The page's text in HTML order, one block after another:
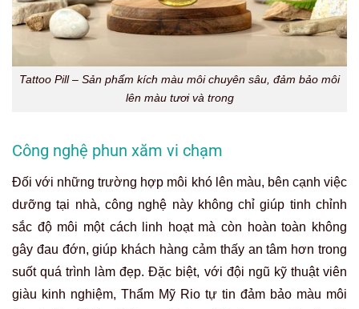
Tattoo Pill – Sản phẩm kích màu môi chuyên sâu, đảm bảo môi
lên màu tươi và trong
Công nghệ phun xăm vi chạm
Đối với những trường hợp môi khó lên màu, bên cạnh việc
dưỡng tại nhà, công nghệ này không chỉ giúp tinh chỉnh
sắc độ môi một cách linh hoạt mà còn hoàn toàn không
gây đau đớn, giúp khách hàng cảm thấy an tâm hơn trong
suốt quá trình làm đẹp. Đặc biệt, với đội ngũ kỹ thuật viên
giàu kinh nghiệm, Thẩm Mỹ Rio tự tin đảm bảo màu môi